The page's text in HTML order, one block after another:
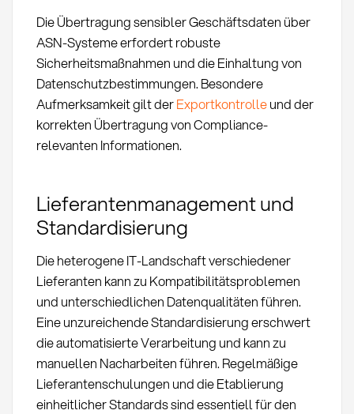
Die Übertragung sensibler Geschäftsdaten über
ASN-Systeme erfordert robuste
Sicherheitsmaßnahmen und die Einhaltung von
Datenschutzbestimmungen. Besondere
Aufmerksamkeit gilt derExportkontrolleund der
korrekten Übertragung von Compliance-
relevanten Informationen.
Lieferantenmanagement und
Standardisierung
Die heterogene IT-Landschaft verschiedener
Lieferanten kann zu Kompatibilitätsproblemen
und unterschiedlichen Datenqualitäten führen.
Eine unzureichende Standardisierung erschwert
die automatisierte Verarbeitung und kann zu
manuellen Nacharbeiten führen. Regelmäßige
Lieferantenschulungen und die Etablierung
einheitlicher Standards sind essentiell für den